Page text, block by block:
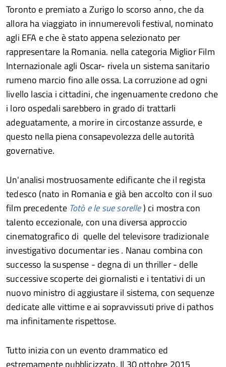
Toronto e premiato a Zurigo lo scorso anno, che da
allora ha viaggiato in innumerevoli festival, nominato
agli EFA e che è stato appena selezionato per
rappresentare la Romania. nella categoria Miglior Film
Internazionale agli Oscar- rivela un sistema sanitario
rumeno marcio fino alle ossa. La corruzione ad ogni
livello lascia i cittadini, che ingenuamente credono che
i loro ospedali sarebbero in grado di trattarli
adeguatamente, a morire in circostanze assurde, e
questo nella piena consapevolezza delle autorità
governative.
Un'analisi mostruosamente edificante che il regista
tedesco (nato in Romania e già ben accolto con il suo
film precedente Totò e le sue sorelle) ci mostra con
talento eccezionale, con una diversa approccio
cinematografico di quelle del televisore tradizionale
investigativo documentar ies . Nanau combina con
successo la suspense - degna di un thriller - delle
successive scoperte dei giornalisti e i tentativi di un
nuovo ministro di aggiustare il sistema, con sequenze
dedicate alle vittime e ai sopravvissuti prive di pathos
ma infinitamente rispettose.
Tutto inizia con un evento drammatico ed
estremamente pubblicizzato. Il 30 ottobre 2015